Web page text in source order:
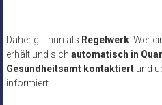
Daher gilt nun als Regelwerk: Wer
erhält und sich automatisch in
Gesundheitsamt kontaktiertund
informiert.